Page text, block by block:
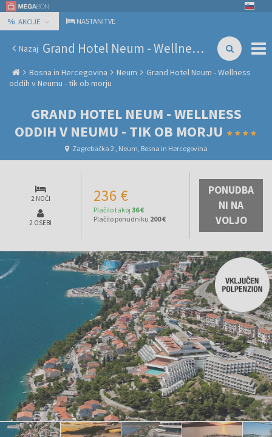
% AKCIJE NASTANITVE
Nazaj Grand Hotel Neum - Wellness oddih v Neumu - tik ob morju
Bosna in Hercegovina Neum
Grand Hotel Neum - Wellness
oddih v Neumu - tik ob morju
GRAND HOTEL NEUM - WELLNESS
ODDIH V NEUMU - TIK OB MORJU
Zagrebačka 2 , Neum, Bosna in Hercegovina
2 NOČI
2 OSEBI
236 €
Plačilo takoj 36 €
Plačilo ponudniku 200 €
PONUDBA
NI NA
VOLJO